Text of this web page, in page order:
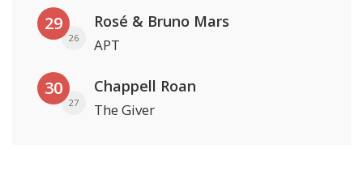
29
26
Rosé & Bruno Mars
APT
30
27
Chappell Roan
The Giver